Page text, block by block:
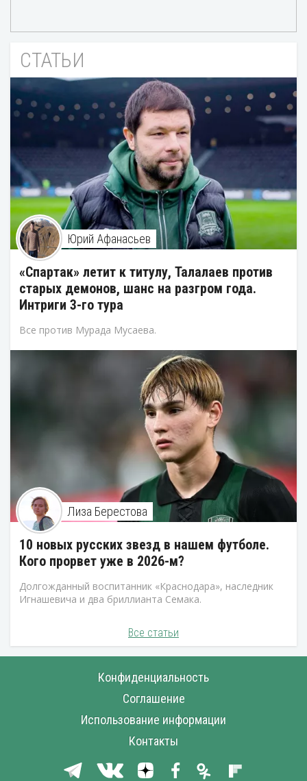
СТАТЬИ
Юрий Афанасьев
«Спартак» летит к титулу, Талалаев против
старых демонов, шанс на разгром года.
Интриги 3-го тура
Все против Мурада Мусаева.
Лиза Берестова
10 новых русских звезд в нашем футболе.
Кого прорвет уже в 2026-м?
Долгожданный воспитанник «Краснодара», наследник
Игнашевича и два бриллианта Семака.
Все статьи
Конфиденциальность
Соглашение
Использование информации
Контакты